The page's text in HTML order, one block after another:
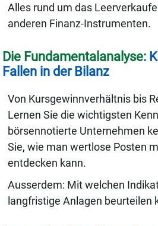
Alles rund um das
anderen Finanz-Instrumenten.
Die Fundamentalanalyse:
Fallen in der Bilanz
Von Kursgewinnverhältnis bis
Lernen Sie die wichtigsten
börsennotierte Unternehmen
Sie, wie man wertlose Posten
entdecken kann.
Ausserdem: Mit welchen
langfristige Anlagen beurteilen